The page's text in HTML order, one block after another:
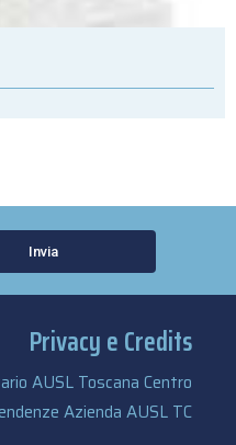
Invia
Privacy e Credits
AUSL Toscana Centro
Azienda AUSL TC